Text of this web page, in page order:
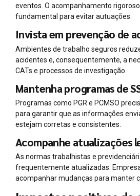
eventos. O acompanhamento
fundamental para evitar autuações.
Invista em prevenção de
Ambientes de trabalho seguros
acidentes e, consequentemente, a
CATs e processos de investigação.
Mantenha programas de
Programas como PGR e PCMSO
para garantir que as informações
estejam corretas e consistentes.
Acompanhe atualizações
As normas trabalhistas e
frequentemente atualizadas.
acompanhar mudanças para manter